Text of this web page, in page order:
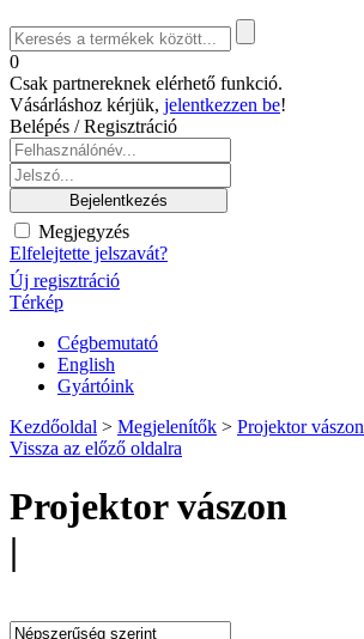
0
Csak partnereknek elérhető funkció.
Vásárláshoz kérjük, jelentkezzen be!
Belépés / Regisztráció
Megjegyzés
Elfelejtette jelszavát?
Új regisztráció
Térkép
Cégbemutató
English
Gyártóink
Kezdőoldal > Megjelenítők > Projektor vászon
Vissza az előző oldalra
Projektor vászon
|